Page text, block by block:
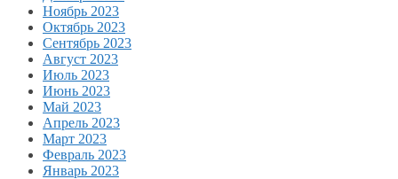
Ноябрь 2023
Октябрь 2023
Сентябрь 2023
Август 2023
Июль 2023
Июнь 2023
Май 2023
Апрель 2023
Март 2023
Февраль 2023
Январь 2023